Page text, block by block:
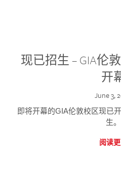
现已招生 – GIA伦
开
June 3,
即将开幕的GIA伦敦校区现已
生。
阅读